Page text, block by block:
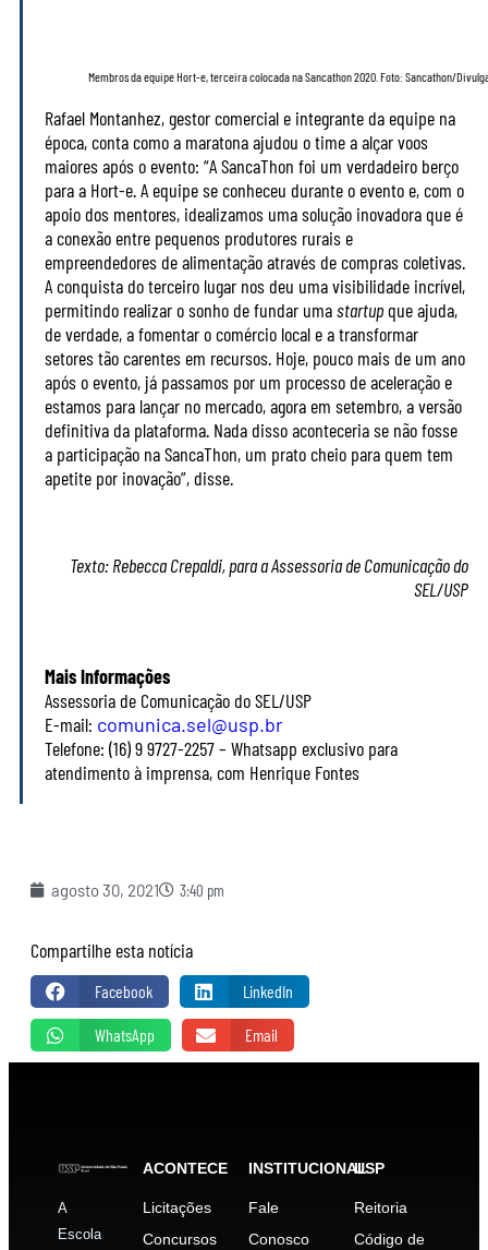
Membros da equipe Hort-e, terceira colocada na Sancathon 2020. Foto: Sancathon/
Rafael Montanhez, gestor comercial e integrante da equipe na
época, conta como a maratona ajudou o time a alçar voos
maiores após o evento: “A SancaThon foi um verdadeiro berço
para a Hort-e. A equipe se conheceu durante o evento e, com o
apoio dos mentores, idealizamos uma solução inovadora que é
a conexão entre pequenos produtores rurais e
empreendedores de alimentação através de compras coletivas.
A conquista do terceiro lugar nos deu uma visibilidade incrível,
permitindo realizar o sonho de fundar umastartupque ajuda,
de verdade, a fomentar o comércio local e a transformar
setores tão carentes em recursos. Hoje, pouco mais de um ano
após o evento, já passamos por um processo de aceleração e
estamos para lançar no mercado, agora em setembro, a versão
definitiva da plataforma. Nada disso aconteceria se não fosse
a participação na SancaThon, um prato cheio para quem tem
apetite por inovação”, disse.
Texto: Rebecca Crepaldi, para a Assessoria de Comunicação do
SEL/USP
Mais Informações
Assessoria de Comunicação do SEL/USP
E-mail: comunica.sel@usp.br
Telefone: (16) 9 9727-2257 – Whatsapp exclusivo para
atendimento à imprensa, com Henrique Fontes
agosto 30, 2021 3:40 pm
Compartilhe esta notícia
Facebook LinkedIn
WhatsApp Email
A
Escola
ACONTECE
Licitações
Concursos
INSTITUCIONAL
Fale
Conosco
USP
Reitoria
Código de